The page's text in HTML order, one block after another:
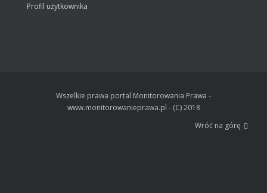
Profil użytkownika
Wszelkie prawa portal Monitorowania Prawa -
www.monitorowanieprawa.pl - (C) 2018
Wróć na górę